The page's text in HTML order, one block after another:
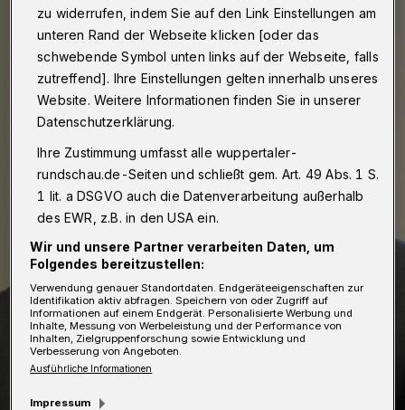
zu widerrufen, indem Sie auf den Link Einstellungen am
unteren Rand der Webseite klicken [oder das
schwebende Symbol unten links auf der Webseite, falls
zutreffend]. Ihre Einstellungen gelten innerhalb unseres
Website. Weitere Informationen finden Sie in unserer
Datenschutzerklärung.
Ihre Zustimmung umfasst alle wuppertaler-
rundschau.de-Seiten und schließt gem. Art. 49 Abs. 1 S.
1 lit. a DSGVO auch die Datenverarbeitung außerhalb
des EWR, z.B. in den USA ein.
Wir und unsere Partner verarbeiten Daten, um
Folgendes bereitzustellen:
Verwendung genauer Standortdaten. Endgeräteeigenschaften zur
Identifikation aktiv abfragen. Speichern von oder Zugriff auf
Informationen auf einem Endgerät. Personalisierte Werbung und
Inhalte, Messung von Werbeleistung und der Performance von
Inhalten, Zielgruppenforschung sowie Entwicklung und
Verbesserung von Angeboten.
Ausführliche Informationen
Impressum